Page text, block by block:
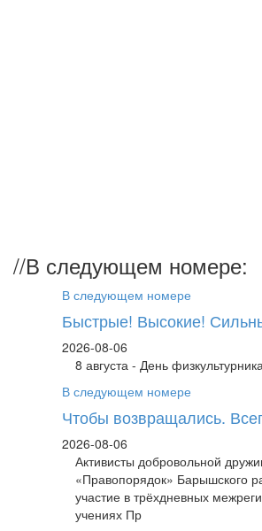
//В следующем номере:
В следующем номере
Быстрые! Высокие!
2026-08-06
8 августа - День
В следующем номере
Чтобы возвращались.
2026-08-06
Активисты добровольной
«Правопорядок» Барышского
участие в трёхдневных
учениях Пр